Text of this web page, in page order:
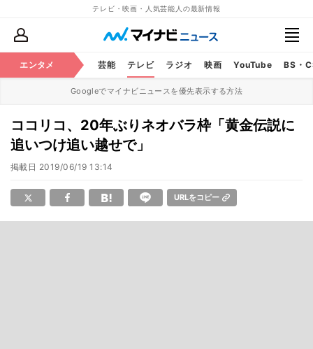
テレビ・映画・人気芸能人の最新情報
エンタメ 芸能 テレビ ラジオ 映画 YouTube BS・
Googleでマイナビニュースを優先表示する方法
ココリコ、20年ぶりネオバラ枠「黄金伝説に
追いつけ追い越せで」
掲載日 2019/06/19 13:14
URLをコピー